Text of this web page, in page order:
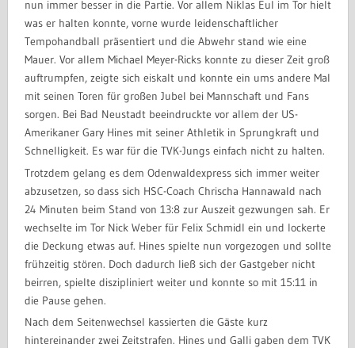
nun immer besser in die Partie. Vor allem Niklas Eul im Tor hielt
was er halten konnte, vorne wurde leidenschaftlicher
Tempohandball präsentiert und die Abwehr stand wie eine
Mauer. Vor allem Michael Meyer-Ricks konnte zu dieser Zeit groß
auftrumpfen, zeigte sich eiskalt und konnte ein ums andere Mal
mit seinen Toren für großen Jubel bei Mannschaft und Fans
sorgen. Bei Bad Neustadt beeindruckte vor allem der US-
Amerikaner Gary Hines mit seiner Athletik in Sprungkraft und
Schnelligkeit. Es war für die TVK-Jungs einfach nicht zu halten.
Trotzdem gelang es dem Odenwaldexpress sich immer weiter
abzusetzen, so dass sich HSC-Coach Chrischa Hannawald nach
24 Minuten beim Stand von 13:8 zur Auszeit gezwungen sah. Er
wechselte im Tor Nick Weber für Felix Schmidl ein und lockerte
die Deckung etwas auf. Hines spielte nun vorgezogen und sollte
frühzeitig stören. Doch dadurch ließ sich der Gastgeber nicht
beirren, spielte diszipliniert weiter und konnte so mit 15:11 in
die Pause gehen.
Nach dem Seitenwechsel kassierten die Gäste kurz
hintereinander zwei Zeitstrafen. Hines und Galli gaben dem TVK